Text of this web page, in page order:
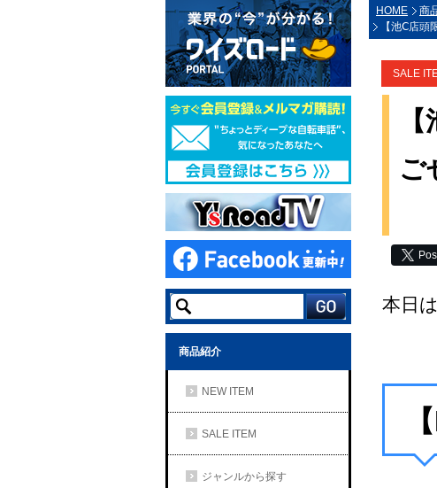
商品紹介
NEW ITEM
SALE ITEM
ジャンルから探す
HOME 商
【池Ⅽ店頭
SALE
ご
本日